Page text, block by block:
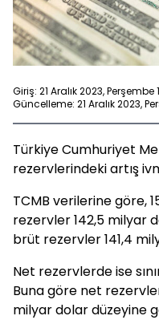
Giriş: 21 Aralık 2023, Perşembe
Güncelleme: 21 Aralık 2023,
Türkiye Cumhuriyet
rezervlerindeki artış
TCMB verilerine göre,
rezervler 142,5 milyar
brüt rezervler 141,4
Net rezervlerde ise
Buna göre net
milyar dolar düzeyine